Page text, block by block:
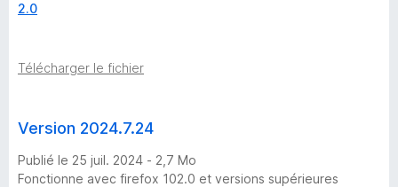
2.0
Télécharger le fichier
Version 2024.7.24
Publié le 25 juil. 2024 - 2,7 Mo
Fonctionne avec firefox 102.0 et versions supérieures